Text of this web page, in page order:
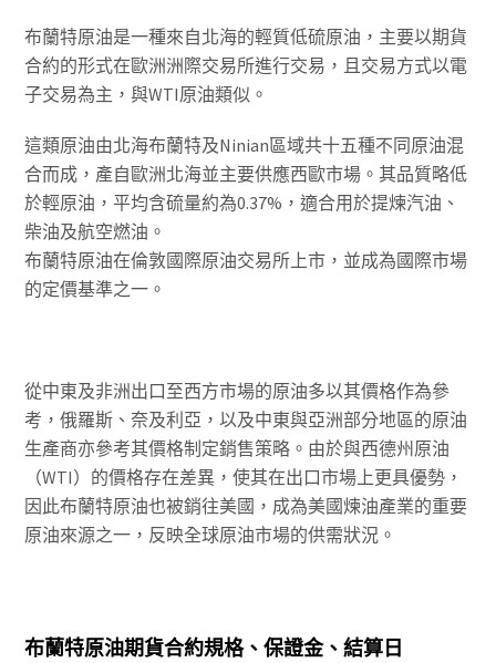
布蘭特原油是一種來自北海的輕質低硫原油，主要以期貨
合約的形式在歐洲洲際交易所進行交易，且交易方式以電
子交易為主，與WTI原油類似。
這類原油由北海布蘭特及Ninian區域共十五種不同原油混
合而成，產自歐洲北海並主要供應西歐市場。其品質略低
於輕原油，平均含硫量約為0.37%，適合用於提煉汽油、
柴油及航空燃油。
布蘭特原油在倫敦國際原油交易所上市，並成為國際市場
的定價基準之一。
從中東及非洲出口至西方市場的原油多以其價格作為參
考，俄羅斯、奈及利亞，以及中東與亞洲部分地區的原油
生產商亦參考其價格制定銷售策略。由於與西德州原油
（WTI）的價格存在差異，使其在出口市場上更具優勢，
因此布蘭特原油也被銷往美國，成為美國煉油產業的重要
原油來源之一，反映全球原油市場的供需狀況。
布蘭特原油期貨合約規格、保證金、結算日